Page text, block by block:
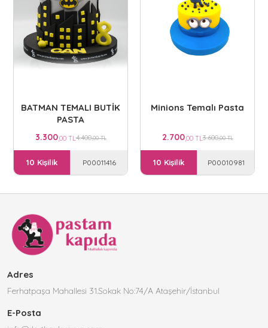
BATMAN TEMALI BUTİK
PASTA
3.300,00 TL4.400,00 TL
10 Kişilik P00011416
Minions Temalı Pasta
2.700,00 TL3.600,00 TL
10 Kişilik P00010981
Adres
Ferhatpaşa Mahallesi 31.Sokak No:74/A Ataşehir/İstanbul
E-Posta